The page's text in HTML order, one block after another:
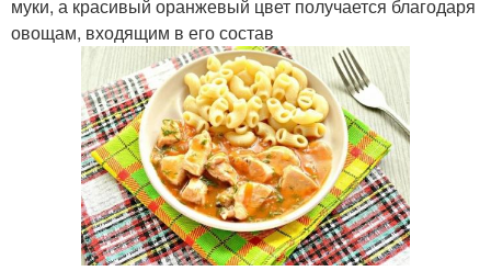
муки, а красивый оранжевый цвет получается благодаря
овощам, входящим в его состав